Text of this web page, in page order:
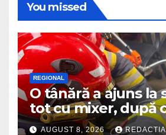
You missed
REGIONAL
O tânără a ajuns la
tot cu mixer, după
prins degetul în
AUGUST 8, 2026